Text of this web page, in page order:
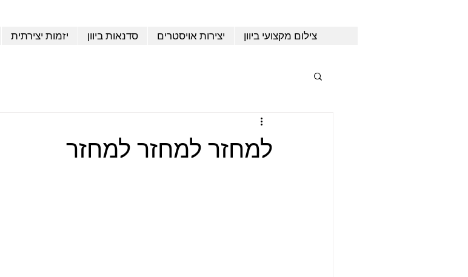
יזמות יצירתית סדנאות ביוון יצירות אויסטרים צילום מקצועי ביוון
למחזר למחזר למחזר